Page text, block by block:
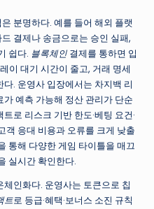
분명하다. 예를 들어 해외 플랫
결제나 송금으로는 승인 실패,
쉽다. 블록체인 결제를 통하면 입
이 대기 시간이 줄고, 거래 명세
. 운영사 입장에서는 차지백 리
예측 가능해 정산 관리가 단순
로 리스크 기반 한도·베팅 요건·
객 응대 비용과 오류를 크게 낮출
통해 다양한 게임 타이틀을 매끄
실시간 확인한다.
인화다. 운영사는 토큰으로 칩
트로 등급·혜택·보너스 소진 규칙